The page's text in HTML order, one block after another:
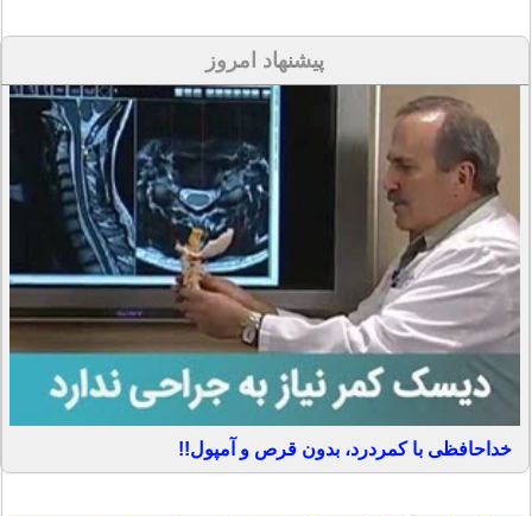
پیشنهاد امروز
خداحافظی با کمردرد، بدون قرص و آمپول!!